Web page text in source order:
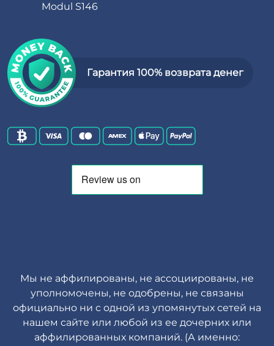
Modul S146
Гарантия 100% возврата денег
Мы не аффилированы, не ассоциированы, не
уполномочены, не одобрены, не связаны
официально ни с одной из упомянутых сетей на
нашем сайте или любой из ее дочерних или
аффилированных компаний. (А именно: